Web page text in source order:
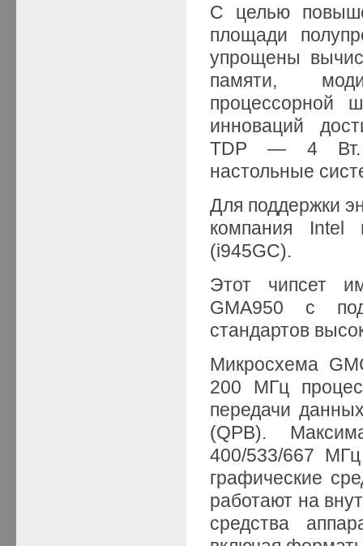
С целью
площади
упрощены
памяти,
процессорной
инноваций
TDP — 4 Вт.
настольные
Для поддержки
компания Intel
(i945GС).
Этот чипсет
GMA950 c
стандартов
Микросхема
200 МГц
передачи
(QPB).
400/533/667
графические
работают на
средства